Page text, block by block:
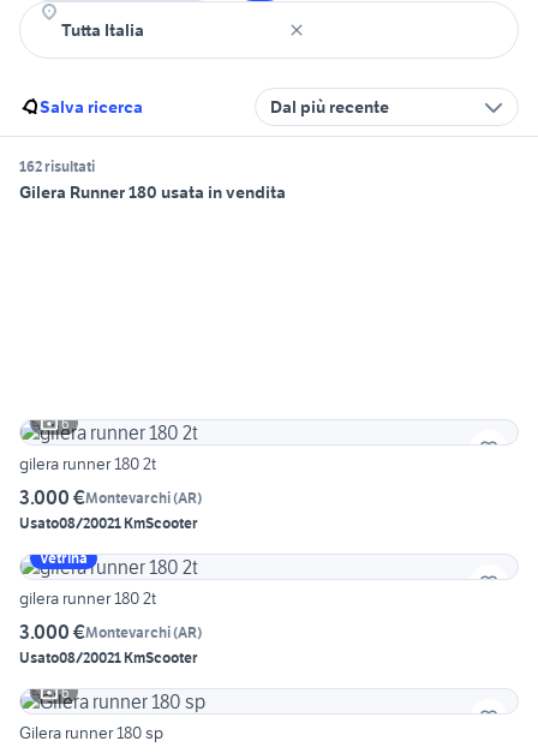
Salva ricerca Dal più recente
162 risultati
Gilera Runner 180 usata in vendita
6
gilera runner 180 2t
3.000 €Montevarchi(AR)
Usato08/20021 KmScooter
Vetrina
gilera runner 180 2t
3.000 €Montevarchi(AR)
Usato08/20021 KmScooter
6
Gilera runner 180 sp